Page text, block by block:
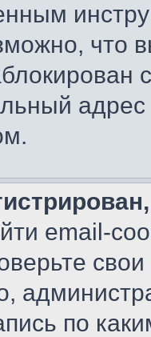
что
адрес
email-
по